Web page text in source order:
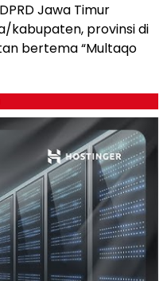
Jawa Timur
kabupaten, provinsi di
bertema “Multaqo